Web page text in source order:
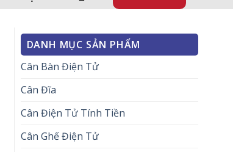
DANH MỤC SẢN PHẨM
Cân Bàn Điện Tử
Cân Đĩa
Cân Điện Tử Tính Tiền
Cân Ghế Điện Tử